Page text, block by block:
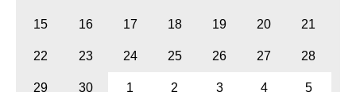
15 16 17 18 19 20 21
22 23 24 25 26 27 28
29 30 1 2 3 4 5